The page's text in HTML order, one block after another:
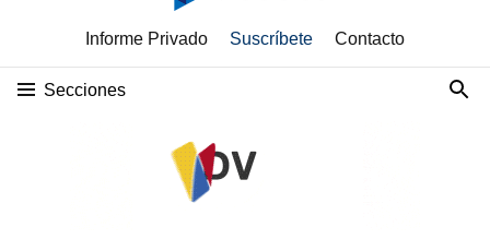
Informe Privado Suscríbete Contacto
Secciones